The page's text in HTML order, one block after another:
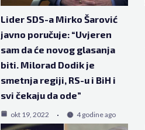
Lider SDS-a Mirko Šarović
javno poručuje: “Uvjeren
sam da će novog glasanja
biti. Milorad Dodik je
smetnja regiji, RS-u i BiH i
svi čekaju da ode”
okt 19, 2022 4 godine ago